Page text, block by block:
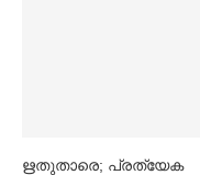
ഋതുതാരെ; പ്രത്യേക